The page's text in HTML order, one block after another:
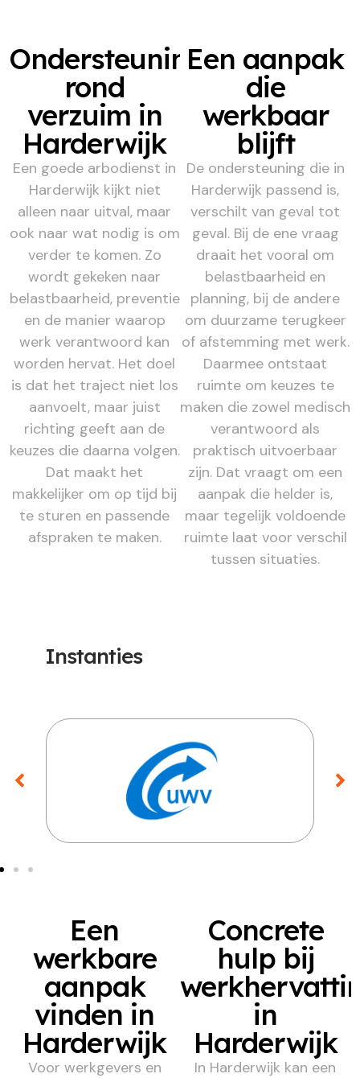
Ondersteuning
rond
verzuim in
Harderwijk
Een goede arbodienst in
Harderwijk kijkt niet
alleen naar uitval, maar
ook naar wat nodig is om
verder te komen. Zo
wordt gekeken naar
belastbaarheid, preventie
en de manier waarop
werk verantwoord kan
worden hervat. Het doel
is dat het traject niet los
aanvoelt, maar juist
richting geeft aan de
keuzes die daarna volgen.
Dat maakt het
makkelijker om op tijd bij
te sturen en passende
afspraken te maken.
Een aanpak
die
werkbaar
blijft
De ondersteuning die in
Harderwijk passend is,
verschilt van geval tot
geval. Bij de ene vraag
draait het vooral om
belastbaarheid en
planning, bij de andere
om duurzame terugkeer
of afstemming met werk.
Daarmee ontstaat
ruimte om keuzes te
maken die zowel medisch
verantwoord als
praktisch uitvoerbaar
zijn. Dat vraagt om een
aanpak die helder is,
maar tegelijk voldoende
ruimte laat voor verschil
tussen situaties.
Instanties
Een
werkbare
aanpak
vinden in
Harderwijk
Voor werkgevers en
Concrete
hulp bij
in
Harderwijk
In Harderwijk kan een